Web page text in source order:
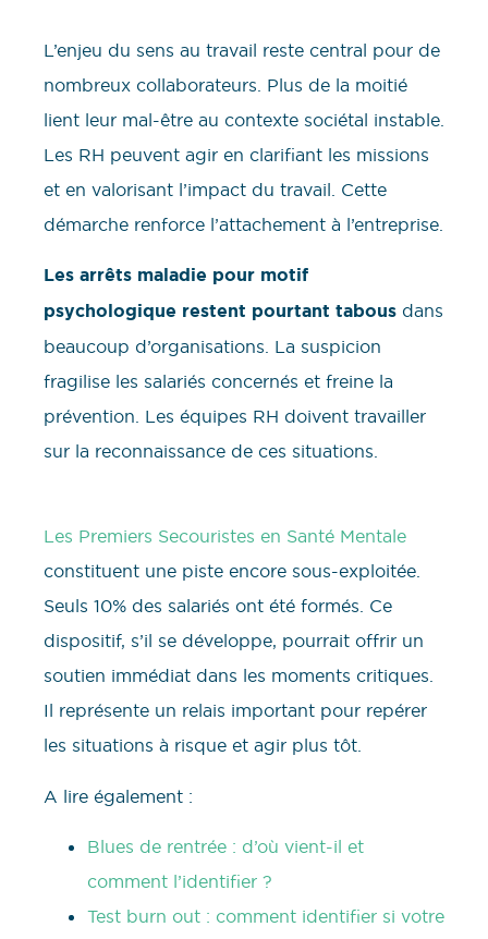
L’enjeu du sens au travail reste central pour de
nombreux collaborateurs. Plus de la moitié
lient leur mal-être au contexte sociétal instable.
Les RH peuvent agir en clarifiant les missions
et en valorisant l’impact du travail. Cette
démarche renforce l’attachement à l’entreprise.
Les arrêts maladie pour motif
psychologique restent pourtant tabous dans
beaucoup d’organisations. La suspicion
fragilise les salariés concernés et freine la
prévention. Les équipes RH doivent travailler
sur la reconnaissance de ces situations.
Les Premiers Secouristes en Santé Mentale
constituent une piste encore sous-exploitée.
Seuls 10% des salariés ont été formés. Ce
dispositif, s’il se développe, pourrait offrir un
soutien immédiat dans les moments critiques.
Il représente un relais important pour repérer
les situations à risque et agir plus tôt.
A lire également :
Blues de rentrée : d’où vient-il et
comment l’identifier ?
Test burn out : comment identifier si votre